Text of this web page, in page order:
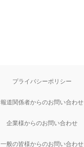
プライバシーポリシー
報道関係者からのお問い合わせ
企業様からのお問い合わせ
一般の皆様からのお問い合わせ